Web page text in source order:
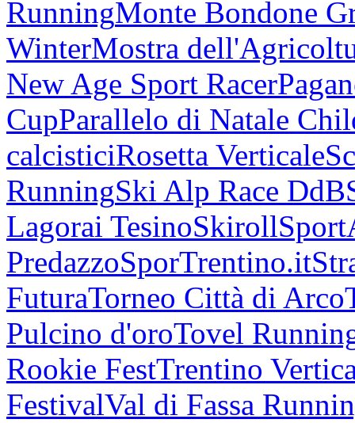
RunningMonte Bondone
WinterMostra
New Age Sport Racer
CupParallelo di Natale
calcisticiRosetta Verticale
RunningSki Alp Race DdB
Lagorai TesinoSkiroll
PredazzoSporTrentino.it
FuturaTorneo Città di Arco
Pulcino d'oroTovel
Rookie FestTrentino
FestivalVal di Fassa